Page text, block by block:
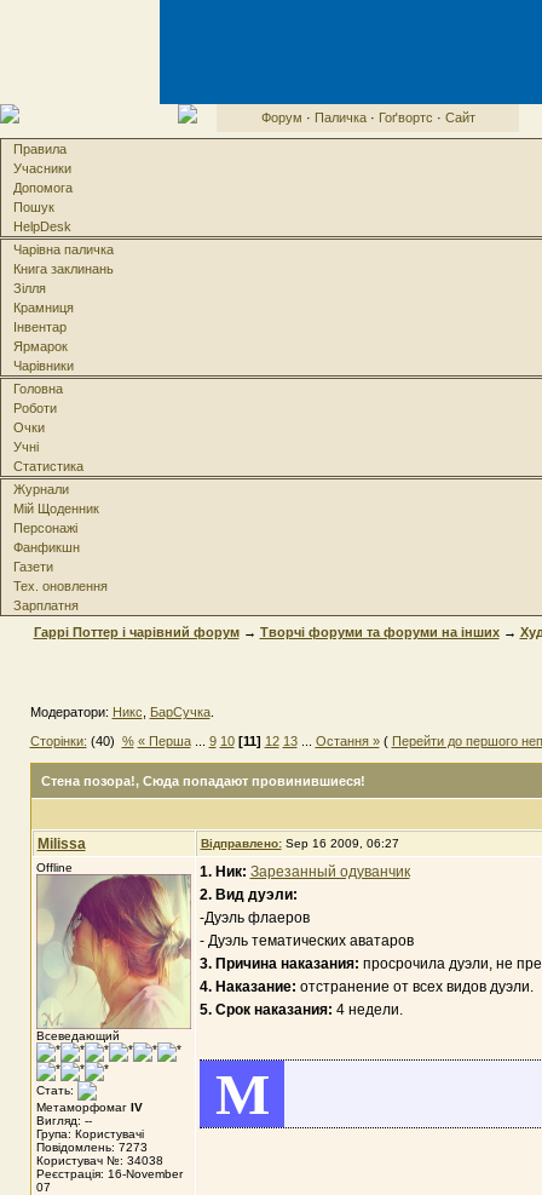
Форум · Паличка· Гоґвортс · Сайт
Правила
Учасники
Допомога
Пошук
HelpDesk
Чарівна паличка
Книга заклинань
Зілля
Крамниця
Інвентар
Ярмарок
Чарівники
Головна
Роботи
Очки
Учні
Статистика
Журнали
Мій Щоденник
Персонажі
Фанфикшн
Газети
Тех. оновлення
Зарплатня
Гаррі Поттер і чарівний форум→ Творчі форуми та форуми на інших→
Модератори: Никс БарСучка.
Сторінки: (40) % « Перша... 9 10 [11] 12 13... Остання »( Перейти до першого
Стена позора!, Сюда попадают провинившиеся!
Milissa Відправлено: Sep 16 2009, 06:27
Offline
Всеведающий
Стать:
Метаморфомаг IV
Вигляд: --
Група: Користувачі
Повідомлень: 7273
Користувач №: 34038
Реєстрація: 16-November
07
1. Ник: Зарезанный одуванчик
2. Вид дуэли:
-Дуэль флаеров
- Дуэль тематических аватаров
3. Причина наказания: просрочила дуэли, не
4. Наказание: отстранение от всех видов дуэли.
5. Срок наказания: 4 недели.
M